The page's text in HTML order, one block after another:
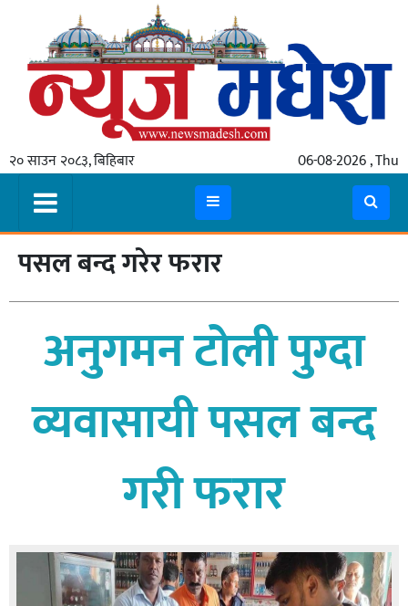
२० साउन २०८३, बिहिबार 06-08-2026 , Thu
गृहपृष्ठ
स्थानीय
प्रदेश
प्रदेश
लुम्बिनी
बागमती
विशेष
राजनीति
पसल बन्द गरेर फरार
अनुगमन टोली पुग्दा
व्यवासायी पसल बन्द
गरी फरार